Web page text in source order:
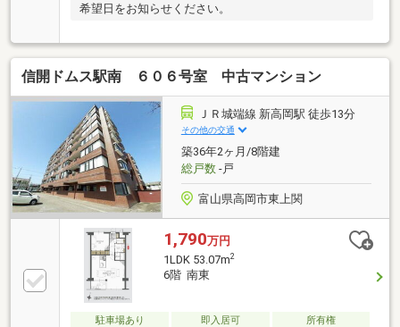
希望日をお知らせください。
信開ドムス駅南 ６０６号室 中古マンション
ＪＲ城端線 新高岡駅 徒歩13分
その他の交通
築36年2ヶ月/8階建
総戸数-戸
富山県高岡市東上関
1,790万円
1LDK 53.07m2
6階 南東
駐車場あり 即入居可
所有権